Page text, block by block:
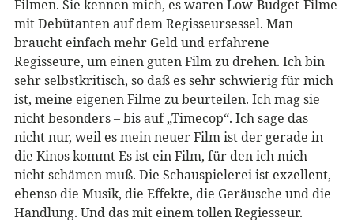
Filmen. Sie kennen mich, es waren Low-Budget-Filme
mit Debütanten auf dem Regisseursessel. Man
braucht einfach mehr Geld und erfahrene
Regisseure, um einen guten Film zu drehen. Ich bin
sehr selbstkritisch, so daß es sehr schwierig für mich
ist, meine eigenen Filme zu beurteilen. Ich mag sie
nicht besonders – bis auf „Timecop“. Ich sage das
nicht nur, weil es mein neuer Film ist der gerade in
die Kinos kommt Es ist ein Film, für den ich mich
nicht schämen muß. Die Schauspielerei ist exzellent,
ebenso die Musik, die Effekte, die Geräusche und die
Handlung. Und das mit einem tollen Regiesseur.